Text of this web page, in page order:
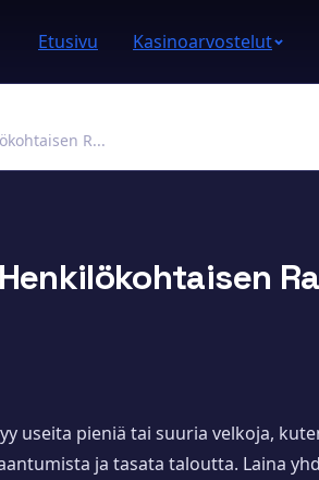
Etusivu Kasinoarvostelut
R...
useita pieniä tai suuria velkoja,
ja tasata taloutta. Laina